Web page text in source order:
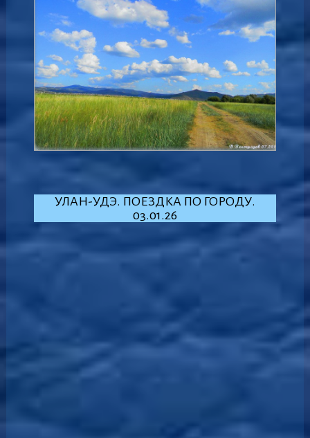
УЛАН-УДЭ. ПОЕЗДКА ПО ГОРОДУ.
03.01.26